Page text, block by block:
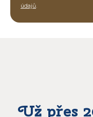
údajů.
Už přes